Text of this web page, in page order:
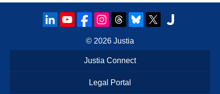
© 2026 Justia
Justia Connect
Legal Portal